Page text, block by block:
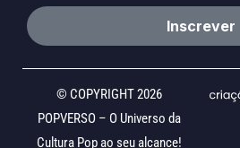
Inscrever
© COPYRIGHT 2026
POPVERSO – O Universo da
Cultura Pop ao seu alcance!